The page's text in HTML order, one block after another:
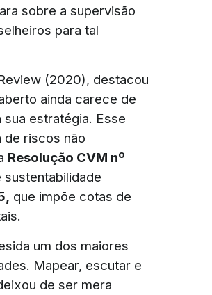
sobre a supervisão
para tal
(2020), destacou
ainda carece de
estratégia. Esse
de riscos não
Resolução CVM nº
que impõe cotas de
um dos maiores
Mapear, escutar e
de ser mera